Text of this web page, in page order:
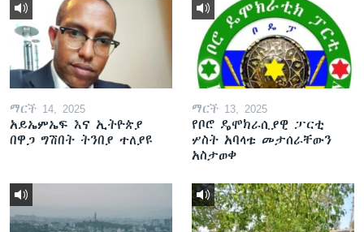
ማርች 14, 2025
አይኤምኤፍ እና ኢትዮጵያ
በዋጋ ግሽበት ትንበያ ተለያዩ
ማርች 13, 2025
የቦሮ ዴሞክራሲያዊ ፓርቲ
ሦስት አባላቱ መታሰራቸውን
አስታወቀ